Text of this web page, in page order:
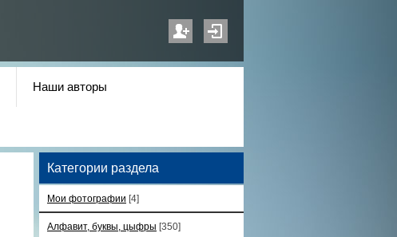
Наши авторы
Категории раздела
Мои фотографии [4]
Алфавит, буквы, цыфры [350]